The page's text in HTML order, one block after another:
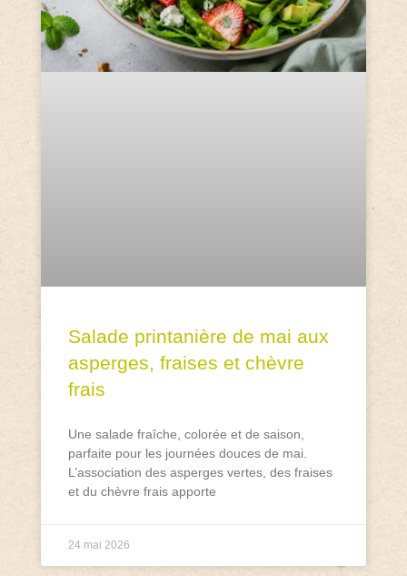
Salade printanière de mai aux
asperges, fraises et chèvre
frais
Une salade fraîche, colorée et de saison,
parfaite pour les journées douces de mai.
L’association des asperges vertes, des fraises
et du chèvre frais apporte
24 mai 2026